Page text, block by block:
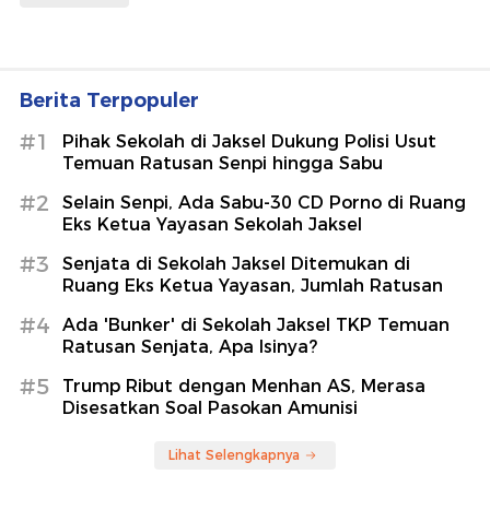
Berita Terpopuler
#1
Pihak Sekolah di Jaksel Dukung Polisi Usut
Temuan Ratusan Senpi hingga Sabu
#2
Selain Senpi, Ada Sabu-30 CD Porno di Ruang
Eks Ketua Yayasan Sekolah Jaksel
#3
Senjata di Sekolah Jaksel Ditemukan di
Ruang Eks Ketua Yayasan, Jumlah Ratusan
#4
Ada 'Bunker' di Sekolah Jaksel TKP Temuan
Ratusan Senjata, Apa Isinya?
#5
Trump Ribut dengan Menhan AS, Merasa
Disesatkan Soal Pasokan Amunisi
Lihat Selengkapnya